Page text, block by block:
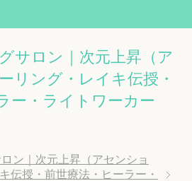
サロン｜次元上昇（ア
リング・レイキ伝授・
ー・ライトワーカー
ン｜次元上昇（アセンショ
伝授・前世療法・ヒーラー・